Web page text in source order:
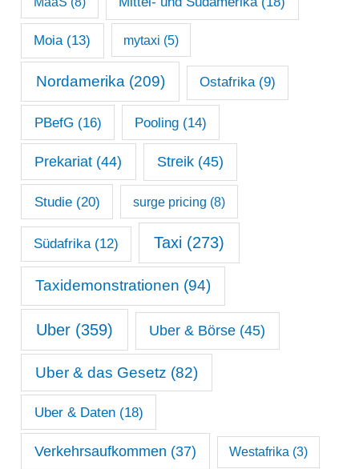
Moia(13) mytaxi (5)
Nordamerika (209) Ostafrika(9)
PBefG (16) Pooling (14)
Prekariat (44) Streik(45)
Studie(20) surge pricing (8)
Südafrika(12) Taxi (273)
Taxidemonstrationen (94)
Uber (359) Uber & Börse (45)
Uber & das Gesetz (82)
Uber & Daten(18)
Verkehrsaufkommen (37) Westafrika (3)